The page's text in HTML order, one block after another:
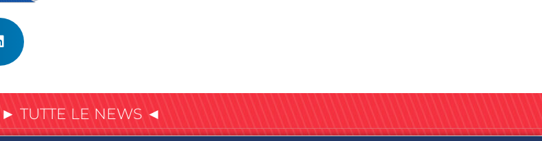
► TUTTE LE NEWS ◄